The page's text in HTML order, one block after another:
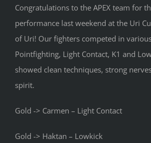
Congratulations to the APEX team for
performance last weekend at the Uri
of Uri! Our fighters competed in
Pointfighting, Light Contact, K1 and
showed clean techniques, strong
spirit.
Gold -> Carmen – Light Contact
Gold -> Haktan – Lowkick